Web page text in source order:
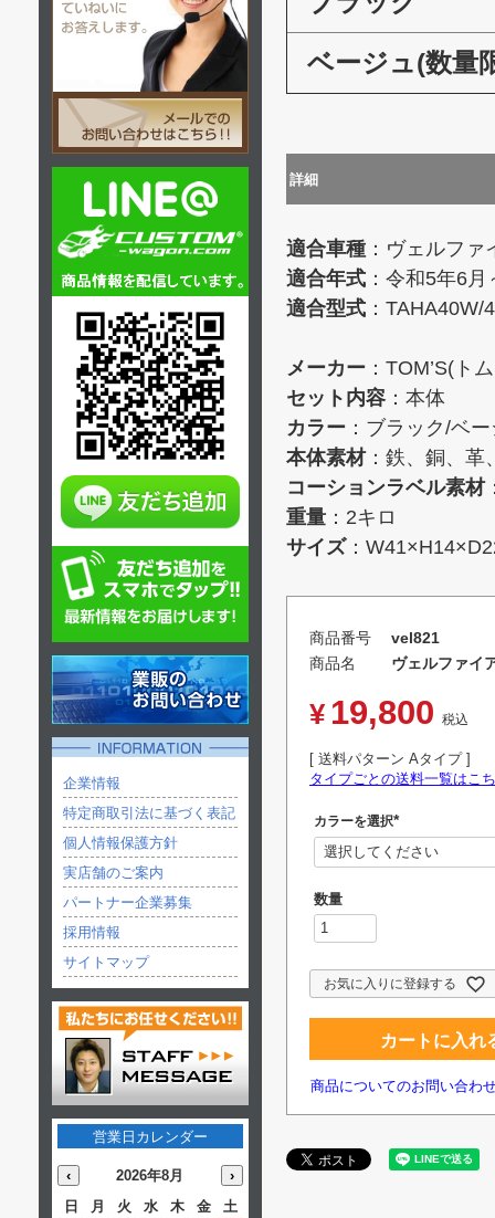
企業情報
特定商取引法に基づく表記
個人情報保護方針
実店舗のご案内
パートナー企業募集
採用情報
サイトマップ
営業日カレンダー
‹ 2026年8月
›
日
月 火 水 木 金
土
ベージュ(数量
詳細
適合車種 ：ヴェルフ
適合年式 ：令和5年6月
適合型式 ：
メーカー ：TOM’S(ト
セット内容 ：本体
カラー ：ブラック/ベ
本体素材：鉄、銅、革
コーションラベル素材
重量 ：2キロ
サイズ：
商品番号
vel821
商品名
ヴェルファイ
¥ 19,800 税込
送料パターン Aタイプ
タイプごとの送料一覧はこ
カラーを選択
(
必
須
お気に入りに登録する
カートに入れ
商品についてのお問い合わ